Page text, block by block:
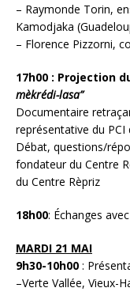
– Raymonde Torin,
Kamodjaka
– Florence Pizzorni,
17h00 : Projection
mèkrédi-lasa”
Documentaire
représentative du PCI
Débat, questions/
fondateur du Centre
du Centre Rèpriz
18h00: Échanges
MARDI 21 MAI
9h30-10h00 :
–Verte Vallée, Vieux-